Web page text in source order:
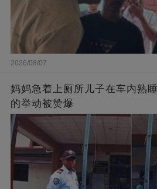
2026/08/07
妈妈急着上厕所儿子在车内熟
的举动被赞爆